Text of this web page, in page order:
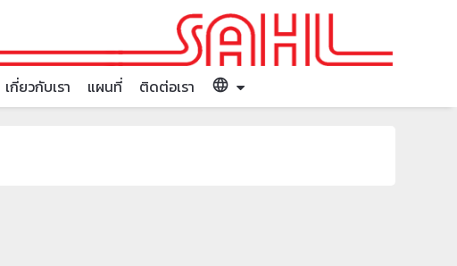
เกี่ยวกับเรา แผนที่ ติดต่อเรา language